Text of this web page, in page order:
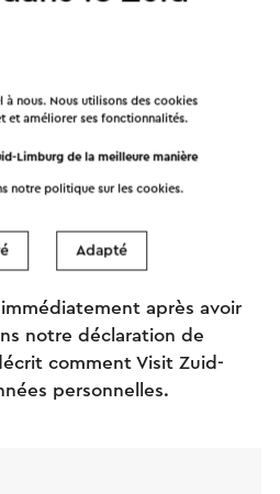
après avoir
notre déclaration de
comment Visit Zuid-
personnelles.
à nous. Nous utilisons des cookies
et améliorer ses fonctionnalités.
Limburg de la meilleure manière
notre politique sur lescookies.
Adapté